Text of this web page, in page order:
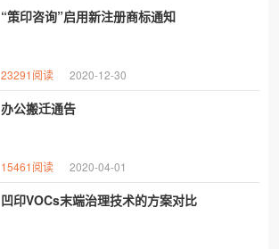
“策印咨询”启用新注册商标通知
23291阅读 2020-12-30
办公搬迁通告
15461阅读 2020-04-01
凹印VOCs末端治理技术的方案对比